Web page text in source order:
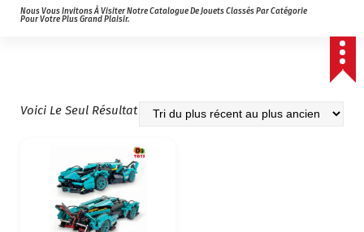
Nous Vous Invitons À Visiter Notre Catalogue De Jouets Classés Par Catégorie
Pour Votre Plus Grand Plaisir.
Voici Le Seul Résultat